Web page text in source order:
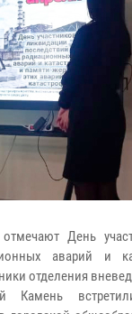
День
аварий и
отделения
Камень